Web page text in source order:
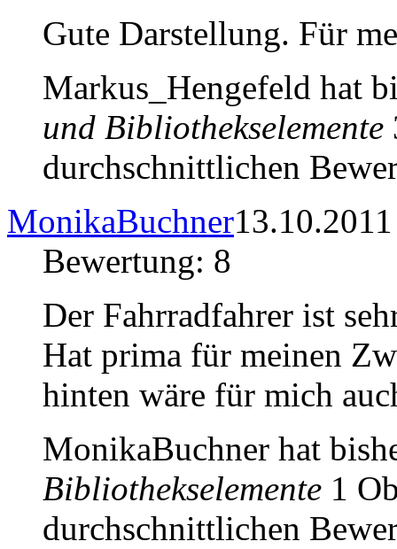
Gute Darstellung. Für
Markus_Hengefeld hat
und Bibliothekselemente
durchschnittlichen
MonikaBuchner13.10.2011
Bewertung: 8
Der Fahrradfahrer ist
Hat prima für meinen
hinten wäre für mich
MonikaBuchner hat
Bibliothekselemente 1
durchschnittlichen